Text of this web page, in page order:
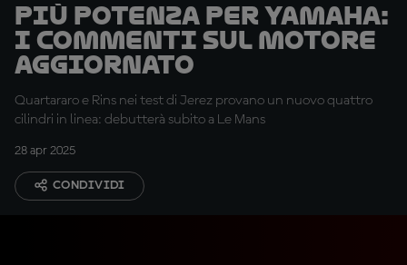
Più potenza per Yamaha:
i commenti sul motore
aggiornato
Quartararo e Rins nei test di Jerez provano un nuovo quattro
cilindri in linea: debutterà subito a Le Mans
28 apr 2025
CONDIVIDI